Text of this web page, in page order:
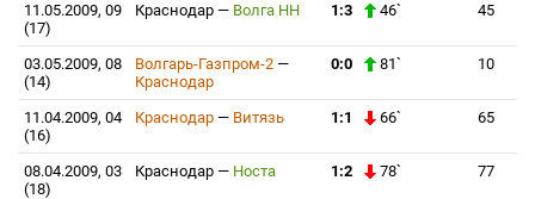
11.05.2009, 09
(17)
Краснодар — Волга НН 1:3 46` 45
03.05.2009, 08
(14)
Волгарь-Газпром-2 —
Краснодар
0:0 81` 10
11.04.2009, 04
(16)
Краснодар — Витязь 1:1 66` 65
08.04.2009, 03
(18)
Краснодар — Носта 1:2 78` 77